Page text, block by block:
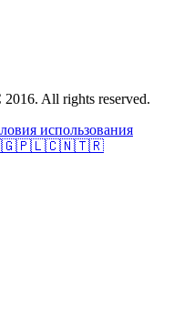
All rights reserved.
использования
🇵🇱🇨🇳🇹🇷